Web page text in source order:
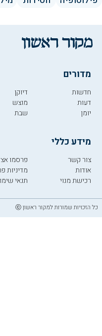
מדורים
חדשות
דעות
יומן
דיוקן
מוצש
שבת
מידע כללי
צור קשר
אודות
רכישת מנוי
פרסמו
מדיניות
תנאי
כל הזכויות שמורות למקור ראשון ⓒ